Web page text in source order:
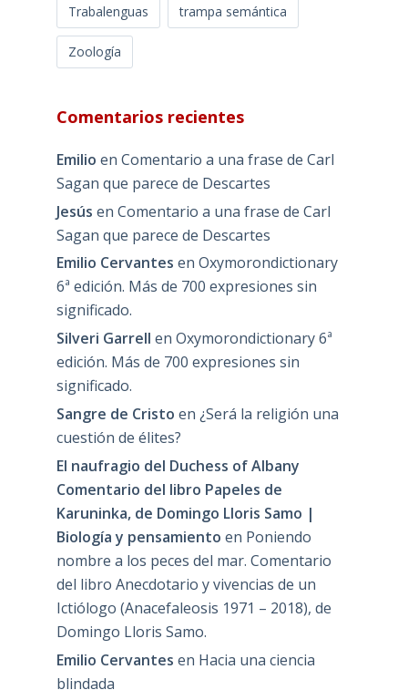
Trabalenguas trampa semántica
Zoología
Comentarios recientes
Emilio en Comentario a una frase de Carl
Sagan que parece de Descartes
Jesús en Comentario a una frase de Carl
Sagan que parece de Descartes
Emilio Cervantes en Oxymorondictionary
6ª edición. Más de 700 expresiones sin
significado.
Silveri Garrell en Oxymorondictionary 6ª
edición. Más de 700 expresiones sin
significado.
Sangre de Cristo en ¿Será la religión una
cuestión de élites?
El naufragio del Duchess of Albany
Comentario del libro Papeles de
Karuninka, de Domingo Lloris Samo |
Biología y pensamiento en Poniendo
nombre a los peces del mar. Comentario
del libro Anecdotario y vivencias de un
Ictiólogo (Anacefaleosis 1971 – 2018), de
Domingo Lloris Samo.
Emilio Cervantes en Hacia una ciencia
blindada